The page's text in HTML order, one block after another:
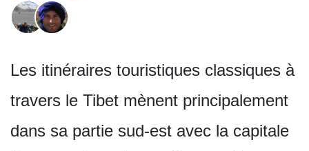
Les itinéraires touristiques classiques à
travers le Tibet mènent principalement
dans sa partie sud-est avec la capitale